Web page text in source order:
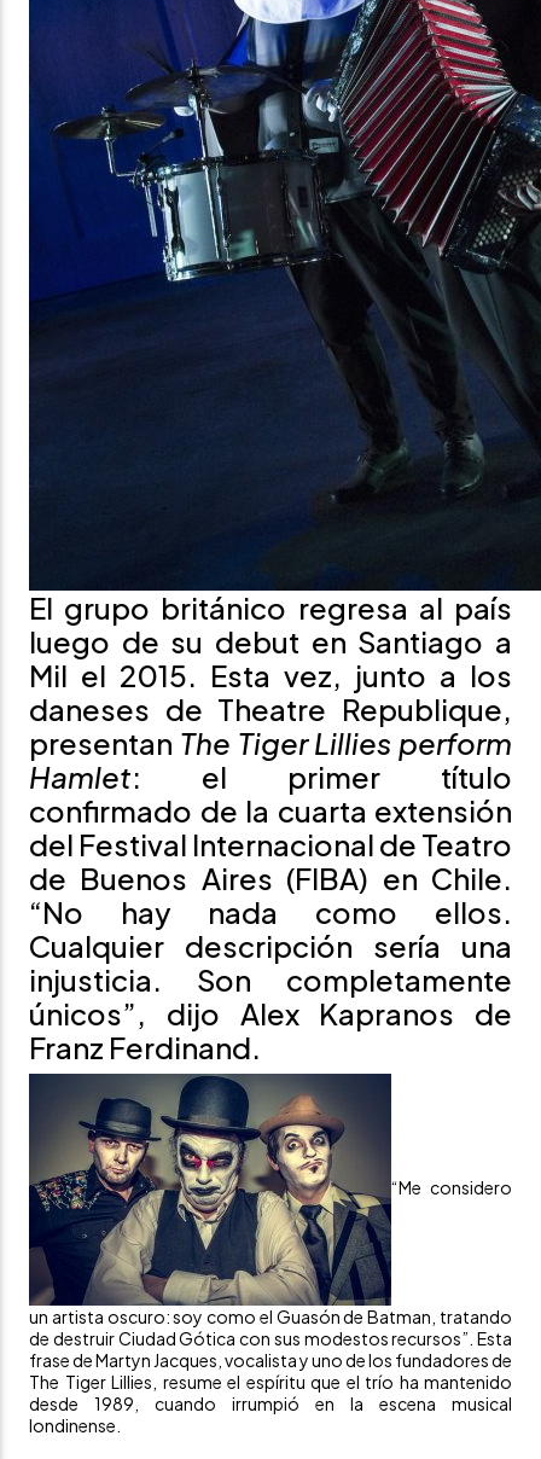
El grupo británico regresa al país
luego de su debut en Santiago a
Mil el 2015. Esta vez, junto a los
daneses de Theatre Republique,
presentan The Tiger Lillies perform
Hamlet: el primer título
confirmado de la cuarta extensión
del Festival Internacional de Teatro
de Buenos Aires (FIBA) en Chile.
“No hay nada como ellos.
Cualquier descripción sería una
injusticia. Son completamente
únicos”, dijo Alex Kapranos de
Franz Ferdinand.
“Me considero
un artista oscuro: soy como el Guasón de Batman, tratando
de destruir Ciudad Gótica con sus modestos recursos”. Esta
frase de Martyn Jacques, vocalista y uno de los fundadores de
The Tiger Lillies, resume el espíritu que el trío ha mantenido
desde 1989, cuando irrumpió en la escena musical
londinense.